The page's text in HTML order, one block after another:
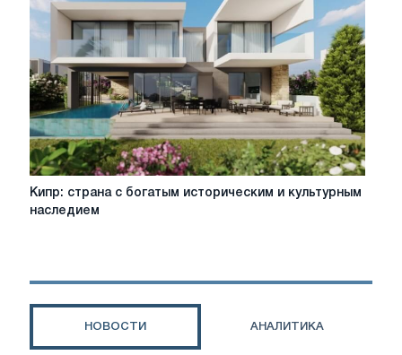
строящемся
доме
Кипр:
страна
и
Кипр: страна с богатым историческим и культурным
наследием
НОВОСТИ АНАЛИТИКА